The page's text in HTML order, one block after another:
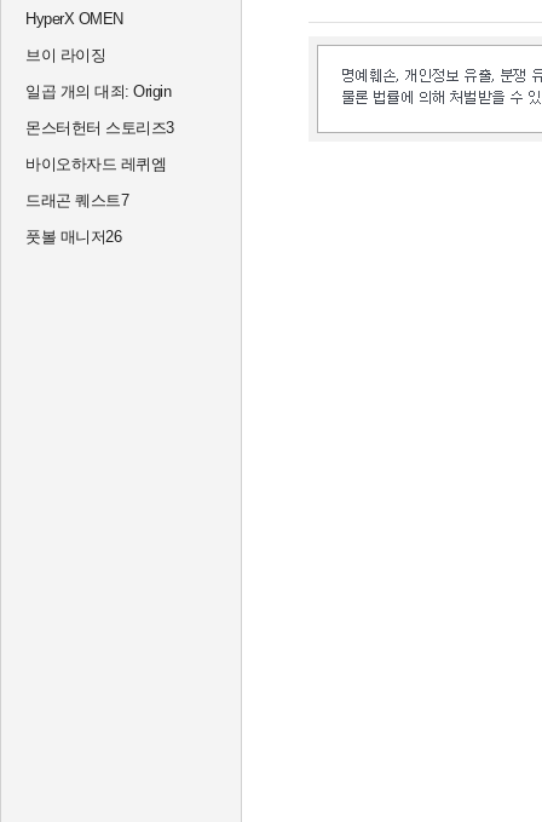
HyperX OMEN
브이 라이징
일곱 개의 대죄: Origin
몬스터헌터 스토리즈3
바이오하자드 레퀴엠
드래곤 퀘스트7
풋볼 매니저26